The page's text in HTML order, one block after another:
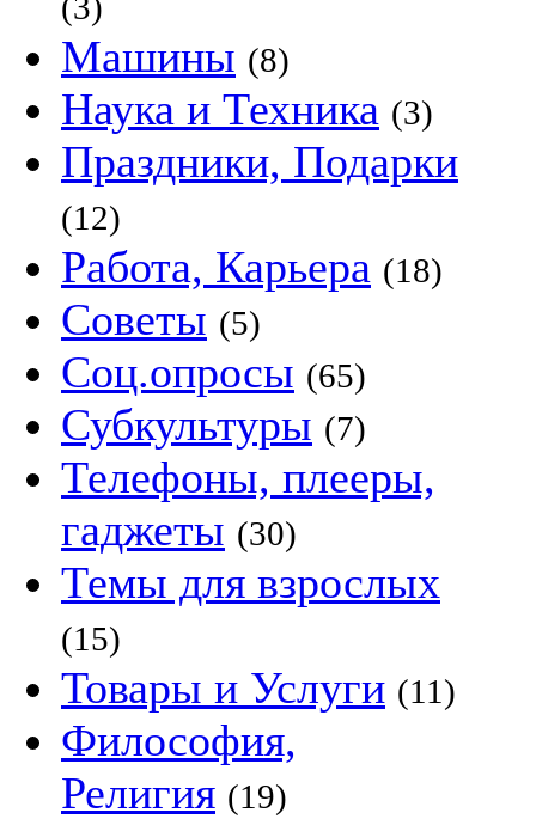
Машины (8)
Наука и Техника (3)
Праздники, Подарки
(12)
Работа, Карьера (18)
Советы (5)
Соц.опросы (65)
Субкультуры (7)
Телефоны, плееры,
гаджеты (30)
Темы для взрослых
(15)
Товары и Услуги (11)
Философия,
Религия (19)